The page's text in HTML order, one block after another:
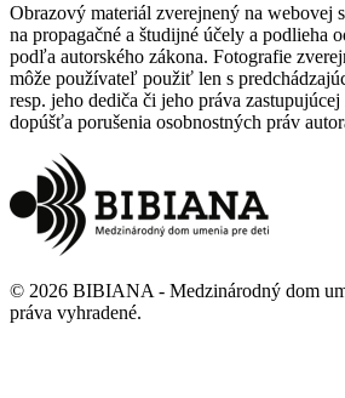
Obrazový materiál zverejnený na
na propagačné a študijné účely a podlieha
podľa autorského zákona. Fotografie
môže používateľ použiť len s
resp. jeho dediča či jeho práva
dopúšťa porušenia osobnostných práv
© 2026 BIBIANA - Medzinárodný dom
práva vyhradené.